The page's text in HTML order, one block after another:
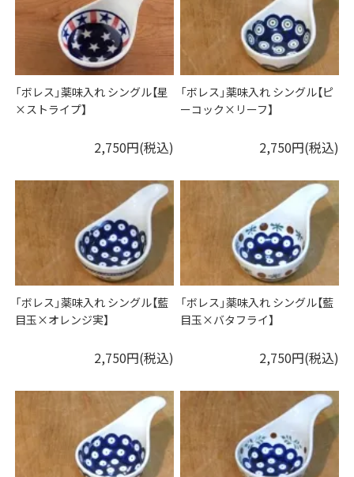
「ボレス」薬味入れ シングル【星
×ストライプ】
2,750円(税込)
「ボレス」薬味入れ シングル【ピ
ーコック×リーフ】
2,750円(税込)
「ボレス」薬味入れ シングル【藍
目玉×オレンジ実】
2,750円(税込)
「ボレス」薬味入れ シングル【藍
目玉×バタフライ】
2,750円(税込)